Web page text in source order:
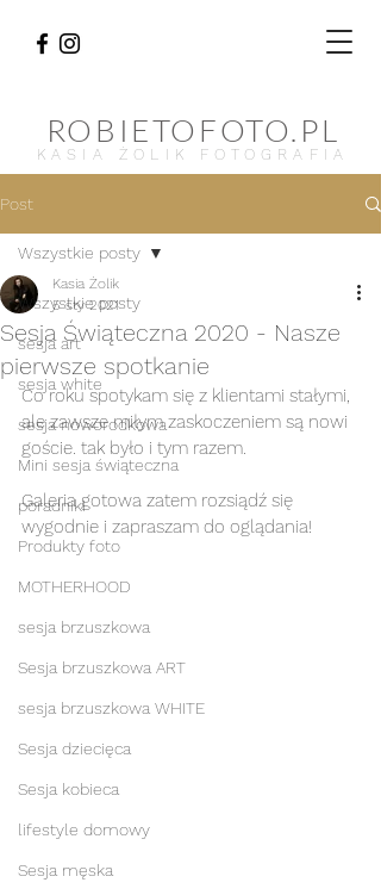
ROBIETOFOTO.PL
KASIA ŻOLIK FOTOGRAFIA
Post
Wszystkie posty
sesja art
sesja white
sesja noworodkowa
Mini sesja świąteczna
poradniki
Produkty foto
MOTHERHOOD
sesja brzuszkowa
Sesja brzuszkowa ART
sesja brzuszkowa WHITE
Sesja dziecięca
Sesja kobieca
lifestyle domowy
Sesja męska
Wszystkie posty
Sesja Świąteczna 2020 - Nasze
pierwsze spotkanie
Kasia Żolik
5 sty 2021
Co roku spotykam się z klientami stałymi,
ale zawsze miłym zaskoczeniem są nowi
goście. tak było i tym razem.
Galeria gotowa zatem rozsiądź się
wygodnie i zapraszam do oglądania!